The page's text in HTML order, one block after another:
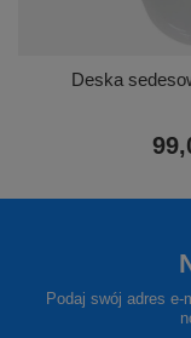
Deska
Podaj swój adres